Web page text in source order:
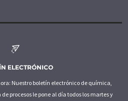
ELECTRÓNICO
Nuestro boletín electrónico de química,
procesos le pone al día todos los martes y